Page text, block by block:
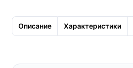
Описание Характеристики